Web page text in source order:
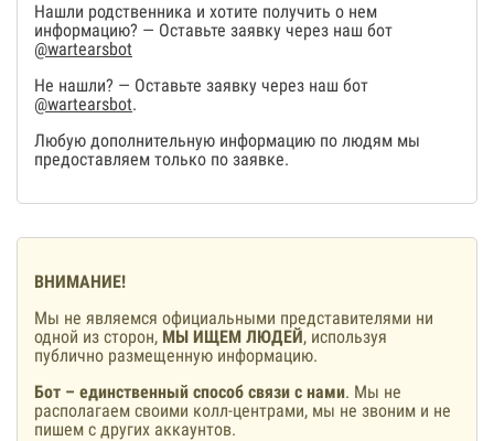
Нашли родственника и хотите получить о нем
информацию? — Оставьте заявку через наш бот
@wartearsbot
Не нашли? — Оставьте заявку через наш бот
@wartearsbot.
Любую дополнительную информацию по людям мы
предоставляем только по заявке.
ВНИМАНИЕ!
Мы не являемся официальными представителями ни
одной из сторон, МЫ ИЩЕМ ЛЮДЕЙ, используя
публично размещенную информацию.
Бот – единственный способ связи с нами. Мы не
располагаем своими колл-центрами, мы не звоним и не
пишем с других аккаунтов.